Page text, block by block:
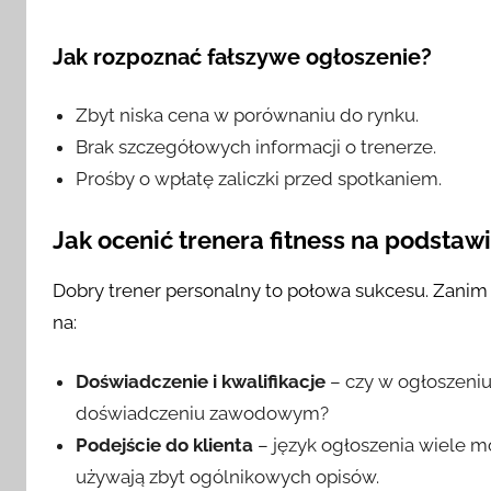
Jak rozpoznać fałszywe ogłoszenie?
Zbyt niska cena w porównaniu do rynku.
Brak szczegółowych informacji o trenerze.
Prośby o wpłatę zaliczki przed spotkaniem.
Jak ocenić trenera fitness na
Dobry trener personalny to połowa sukcesu.
na:
Doświadczenie i kwalifikacje – czy w
doświadczeniu zawodowym?
Podejście do klienta – język ogłoszenia wiele
używają zbyt ogólnikowych opisów.